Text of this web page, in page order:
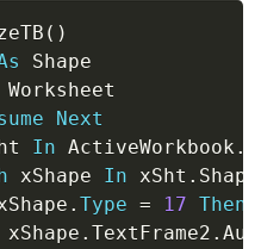
( )
Shape
Worksheet
Next
In ActiveWorkbook .
xShape In xSht .
. Type = 17 Then
xShape
. TextFrame2 .